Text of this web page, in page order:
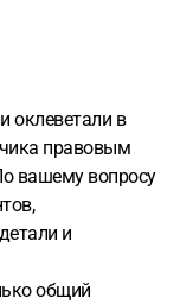
оклеветали в
правовым
вашему вопросу
и
общий